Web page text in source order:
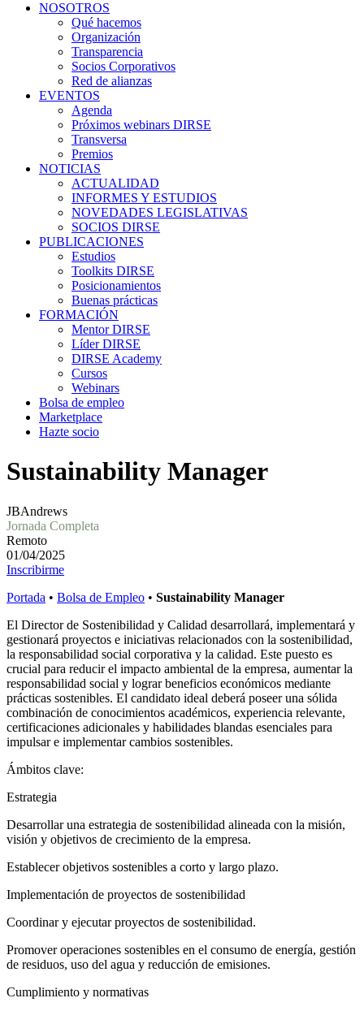
NOSOTROS
Qué hacemos
Organización
Transparencia
Socios Corporativos
Red de alianzas
EVENTOS
Agenda
Próximos webinars DIRSE
Transversa
Premios
NOTICIAS
ACTUALIDAD
INFORMES Y ESTUDIOS
NOVEDADES LEGISLATIVAS
SOCIOS DIRSE
PUBLICACIONES
Estudios
Toolkits DIRSE
Posicionamientos
Buenas prácticas
FORMACIÓN
Mentor DIRSE
Líder DIRSE
DIRSE Academy
Cursos
Webinars
Bolsa de empleo
Marketplace
Hazte socio
Sustainability Manager
JBAndrews
Jornada Completa
Remoto
01/04/2025
Inscribirme
Portada • Bolsa de Empleo • Sustainability Manager
El Director de Sostenibilidad y Calidad desarrollará, implementará y
gestionará proyectos e iniciativas relacionados con la sostenibilidad,
la responsabilidad social corporativa y la calidad. Este puesto es
crucial para reducir el impacto ambiental de la empresa, aumentar la
responsabilidad social y lograr beneficios económicos mediante
prácticas sostenibles. El candidato ideal deberá poseer una sólida
combinación de conocimientos académicos, experiencia relevante,
certificaciones adicionales y habilidades blandas esenciales para
impulsar e implementar cambios sostenibles.
Ámbitos clave:
Estrategia
Desarrollar una estrategia de sostenibilidad alineada con la misión,
visión y objetivos de crecimiento de la empresa.
Establecer objetivos sostenibles a corto y largo plazo.
Implementación de proyectos de sostenibilidad
Coordinar y ejecutar proyectos de sostenibilidad.
Promover operaciones sostenibles en el consumo de energía, gestión
de residuos, uso del agua y reducción de emisiones.
Cumplimiento y normativas